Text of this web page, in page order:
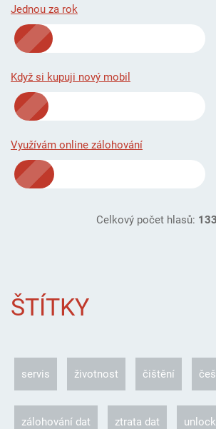
Jednou za rok
Když si kupuji nový mobil
Využívám online zálohování
Celkový počet hlasů:
ŠTÍTKY
servis životnost čištění
zálohování dat ztrata dat unlock